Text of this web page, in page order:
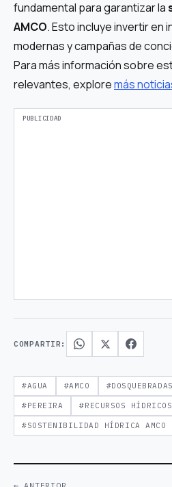
fundamental para garantizar la
AMCO. Esto incluye invertir en
modernas y campañas de
Para más información sobre
relevantes, exploremás
COMPARTIR:
#AGUA #AMCO #DOSQUEBRADAS
#PEREIRA #RECURSOS HÍDRICOS
#SOSTENIBILIDAD HÍDRICA AMCO